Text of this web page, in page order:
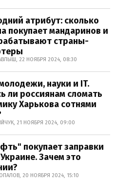
атрибут: сколько
покупает мандаринов и
страны-
22 НОЯБРЯ 2024, 08:30
науки и IT.
ли россиянам сломать
Харькова сотнями
21 НОЯБРЯ 2024, 09:00
покупает заправки
Зачем это
20 НОЯБРЯ 2024, 15:10